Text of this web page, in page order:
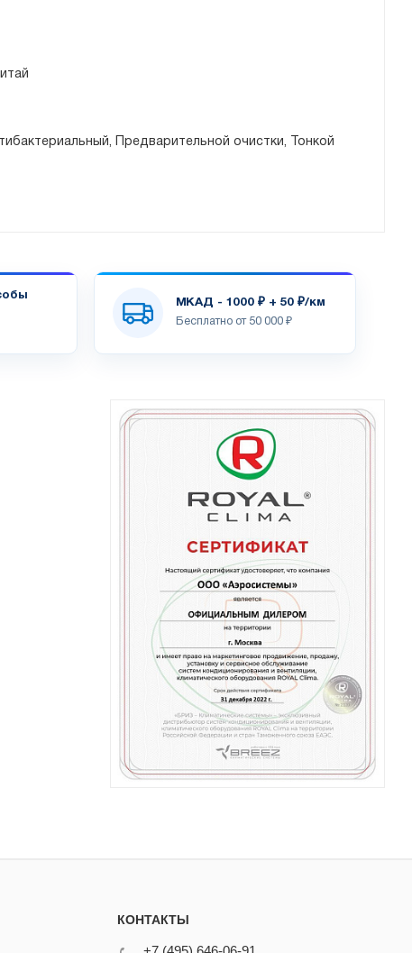
Предварительной очистки, Тонкой
МКАД - 1000 ₽ + 50 ₽/км
Бесплатно от 50 000 ₽
КОНТАКТЫ